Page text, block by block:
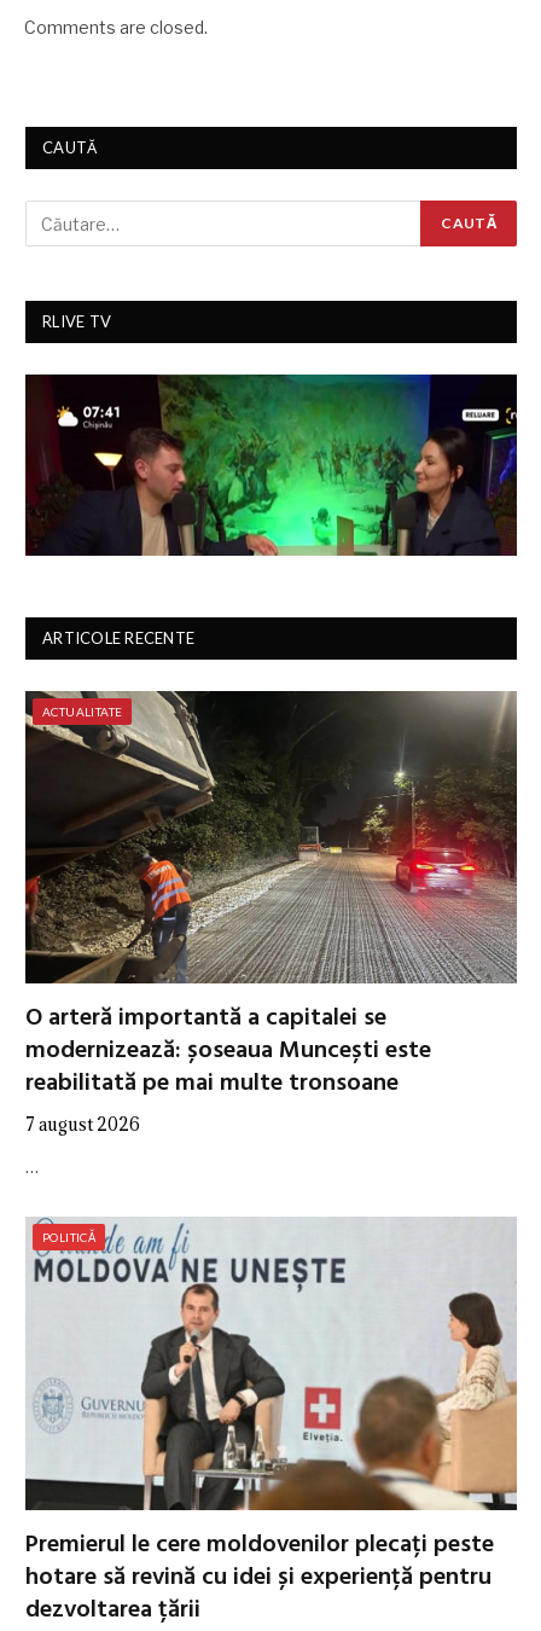
Comments are closed.
CAUTĂ
RLIVE TV
ARTICOLE RECENTE
ACTUALITATE
O arteră importantă a capitalei se
modernizează: șoseaua Muncești este
reabilitată pe mai multe tronsoane
7 august 2026
…
POLITICĂ
Premierul le cere moldovenilor plecați peste
hotare să revină cu idei și experiență pentru
dezvoltarea țării